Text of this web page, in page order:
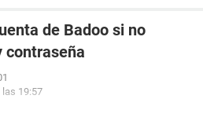
de Badoo si no
contraseña
las 19:57